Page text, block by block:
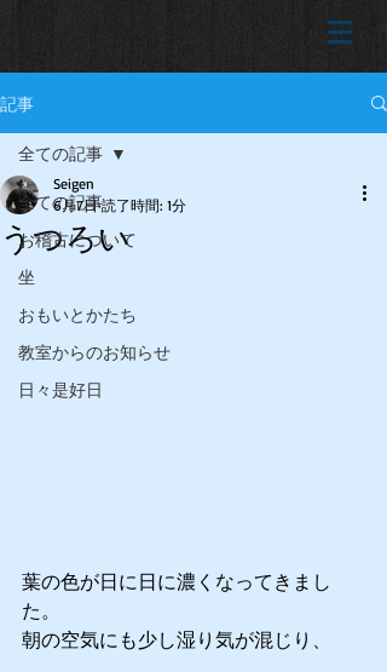
記事
全ての記事
お稽古について
坐
おもいとかたち
教室からのお知らせ
日々是好日
全ての記事
うつろい
Seigen
6月7日 読了時間: 1分
葉の色が日に日に濃くなってきまし
た。
朝の空気にも少し湿り気が混じり、